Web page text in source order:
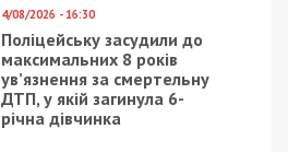
4/08/2026 - 16:30
Поліцейську засудили до
максимальних 8 років
ув’язнення за смертельну
ДТП, у якій загинула 6-
річна дівчинка